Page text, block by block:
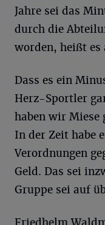
Jahre sei das
durch die
worden, heißt es
Dass es ein
Herz-Sportler
haben wir Miese
In der Zeit habe
Verordnungen
Geld. Das sei
Gruppe sei auf